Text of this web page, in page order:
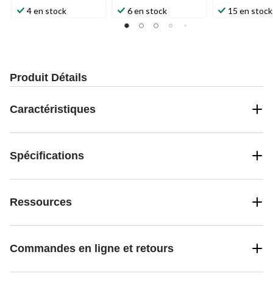
4 en stock 6 en stock 15 en stock
Produit Détails
Caractéristiques
Spécifications
Ressources
Commandes en ligne et retours